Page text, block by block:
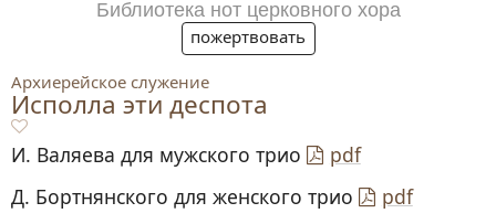
Библиотека нот церковного хора
пожертвовать
Архиерейское служение
Исполла эти деспота
И. Валяева для мужского трио
pdf
Д. Бортнянского для женского трио
pdf